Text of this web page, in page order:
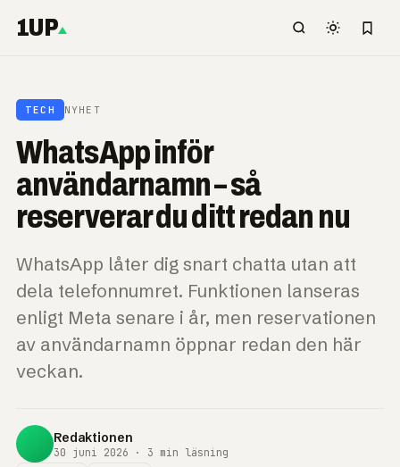
1UP
TECH NYHET
WhatsApp inför
användarnamn – så
reserverar du ditt redan nu
WhatsApp låter dig snart chatta utan att
dela telefonnumret. Funktionen lanseras
enligt Meta senare i år, men reservationen
av användarnamn öppnar redan den här
veckan.
Redaktionen
30 juni 2026 · 3 min läsning